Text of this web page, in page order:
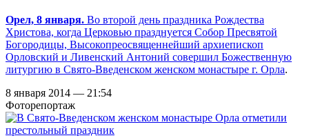
Орел, 8 января. Во второй день праздника Рождества
Христова, когда Церковью празднуется Собор Пресвятой
Богородицы, Высокопреосвященнейший архиепископ
Орловский и Ливенский Антоний совершил Божественную
литургию в Свято-Введенском женском монастыре г. Орла.
8 января 2014 — 21:54
Фоторепортаж